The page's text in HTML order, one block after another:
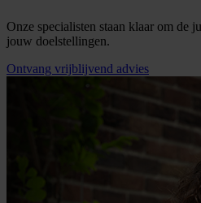
Onze specialisten staan klaar om de
jouw doelstellingen.
Ontvang vrijblijvend advies